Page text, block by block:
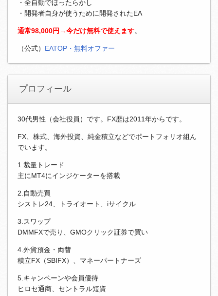
・全自動でほったらかし
・開発者自身が使うために開発されたEA
通常98,000円→今だけ無料で使えます。
（公式） EATOP・無料オファー
プロフィール
30代男性（会社役員）です。FX歴は2011年からです。
FX、株式、海外投資、純金積立などでポートフォリオ組ん
でいます。
1.裁量トレード
主にMT4にインジケーターを搭載
2.自動売買
シストレ24、トライオート、iサイクル
3.スワップ
DMMFXで売り、GMOクリック証券で買い
4.外貨預金・両替
積立FX（SBIFX）、マネーパートナーズ
5.キャンペーンや会員優待
ヒロセ通商、セントラル短資